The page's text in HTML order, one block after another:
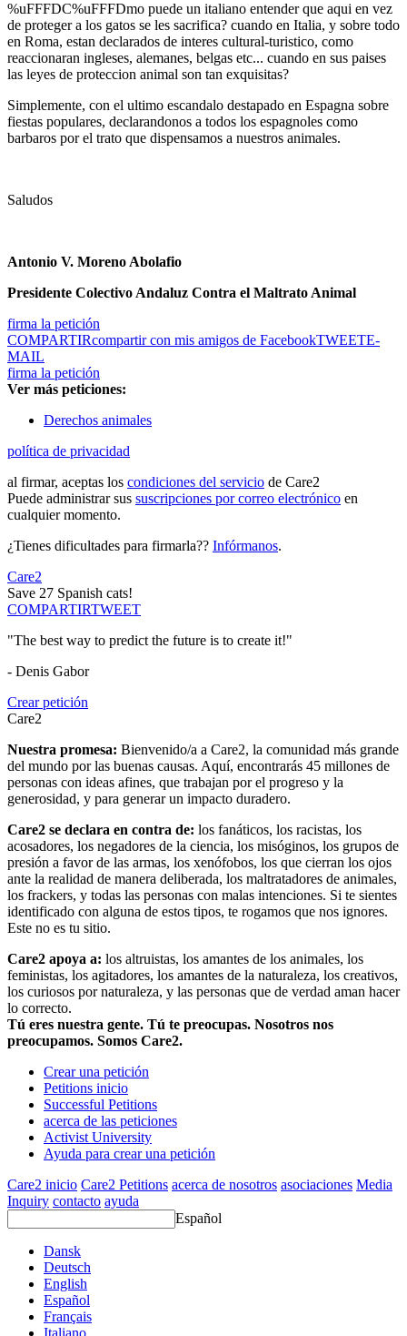
%uFFFDC%uFFFDmo puede un italiano entender que aqui en vez
de proteger a los gatos se les sacrifica? cuando en Italia, y sobre todo
en Roma, estan declarados de interes cultural-turistico, como
reaccionaran ingleses, alemanes, belgas etc... cuando en sus paises
las leyes de proteccion animal son tan exquisitas?
Simplemente, con el ultimo escandalo destapado en Espagna sobre
fiestas populares, declarandonos a todos los espagnoles como
barbaros por el trato que dispensamos a nuestros animales.
Saludos
Antonio V. Moreno Abolafio
Presidente Colectivo Andaluz Contra el Maltrato Animal
firma la petición
COMPARTIRcompartir con mis amigos de FacebookTWEETE-
MAIL
firma la petición
Ver más peticiones:
Derechos animales
política de privacidad
al firmar, aceptas los condiciones del servicio de Care2
Puede administrar sus suscripciones por correo electrónico en
cualquier momento.
¿Tienes dificultades para firmarla?? Infórmanos.
Care2
Save 27 Spanish cats!
COMPARTIRTWEET
"The best way to predict the future is to create it!"
- Denis Gabor
Crear petición
Care2
Nuestra promesa: Bienvenido/a a Care2, la comunidad más grande
del mundo por las buenas causas. Aquí, encontrarás 45 millones de
personas con ideas afines, que trabajan por el progreso y la
generosidad, y para generar un impacto duradero.
Care2 se declara en contra de: los fanáticos, los racistas, los
acosadores, los negadores de la ciencia, los misóginos, los grupos de
presión a favor de las armas, los xenófobos, los que cierran los ojos
ante la realidad de manera deliberada, los maltratadores de animales,
los frackers, y todas las personas con malas intenciones. Si te sientes
identificado con alguna de estos tipos, te rogamos que nos ignores.
Este no es tu sitio.
Care2 apoya a: los altruistas, los amantes de los animales, los
feministas, los agitadores, los amantes de la naturaleza, los creativos,
los curiosos por naturaleza, y las personas que de verdad aman hacer
lo correcto.
Tú eres nuestra gente. Tú te preocupas. Nosotros nos
preocupamos. Somos Care2.
Crear una petición
Petitions inicio
Successful Petitions
acerca de las peticiones
Activist University
Ayuda para crear una petición
Care2 inicio Care2 Petitions acerca de nosotros asociaciones Media
Inquiry contacto ayuda
Español
Dansk
Deutsch
English
Español
Français